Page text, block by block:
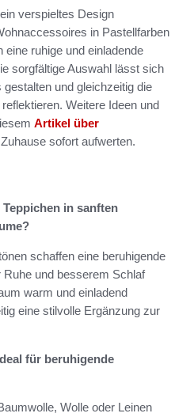
verspieltes Design
in Pastellfarben
ruhige und einladende
sorgfältige Auswahl lässt sich
und gleichzeitig die
Weitere Ideen und
Artikel über
sofort aufwerten.
in sanften
schaffen eine beruhigende
und besserem Schlaf
warm und einladend
eine stilvolle Ergänzung zur
für beruhigende
Wolle oder Leinen